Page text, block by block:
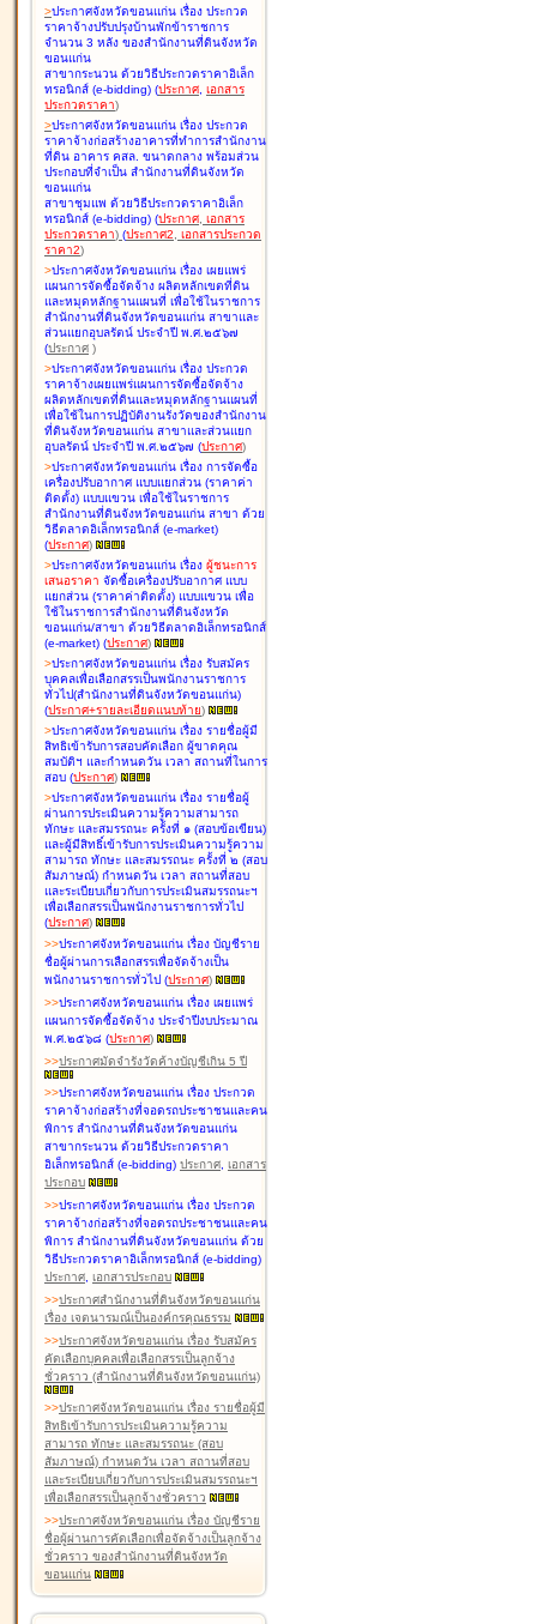
>ประกาศจังหวัดขอนแก่น เรื่อง ประกวด
ราคาจ้างปรับปรุงบ้านพักข้าราชการ
จำนวน 3 หลัง ของสำนักงานที่ดินจังหวัด
ขอนแก่น
สาขากระนวน ด้วยวิธีประกวดราคาอิเล็ก
ทรอนิกส์ (e-bidding) (ประกาศ, เอกสาร
ประกวดราคา)
>ประกาศจังหวัดขอนแก่น เรื่อง ประกวด
ราคาจ้างก่อสร้างอาคารที่ทำการสำนักงาน
ที่ดิน อาคาร คสล. ขนาดกลาง พร้อมส่วน
ประกอบที่จำเป็น สำนักงานที่ดินจังหวัด
ขอนแก่น
สาขาชุมแพ ด้วยวิธีประกวดราคาอิเล็ก
ทรอนิกส์ (e-bidding) (ประกาศ, เอกสาร
ประกวดราคา) (ประกาศ2, เอกสารประกวด
ราคา2)
>ประกาศจังหวัดขอนแก่น เรื่อง เผยแพร่
แผนการจัดซื้อจัดจ้าง ผลิตหลักเขตที่ดิน
และหมุดหลักฐานแผนที่ เพื่อใช้ในราชการ
สำนักงานที่ดินจังหวัดขอนแก่น สาขาและ
ส่วนแยกอุบลรัตน์ ประจำปี พ.ศ.๒๕๖๗
(ประกาศ )
>ประกาศจังหวัดขอนแก่น เรื่อง ประกวด
ราคาจ้างเผยแพร่แผนการจัดซื้อจัดจ้าง
ผลิตหลักเขตที่ดินและหมุดหลักฐานแผนที่
เพื่อใช้ในการปฏิบัติงานรังวัดของสำนักงาน
ที่ดินจังหวัดขอนแก่น สาขาและส่วนแยก
อุบลรัตน์ ประจำปี พ.ศ.๒๕๖๗ (ประกาศ)
>ประกาศจังหวัดขอนแก่น เรื่อง การจัดซื้อ
เครื่องปรับอากาศ แบบแยกส่วน (ราคาค่า
ติดตั้ง) แบบแขวน เพื่อใช้ในราชการ
สำนักงานที่ดินจังหวัดขอนแก่น สาขา ด้วย
วิธีตลาดอิเล็กทรอนิกส์ (e-market)
(ประกาศ)
>ประกาศจังหวัดขอนแก่น เรื่อง ผู้ชนะการ
เสนอราคา จัดซื้อเครื่องปรับอากาศ แบบ
แยกส่วน (ราคาค่าติดตั้ง) แบบแขวน เพื่อ
ใช้ในราชการสำนักงานที่ดินจังหวัด
ขอนแก่น/สาขา ด้วยวิธีตลาดอิเล็กทรอนิกส์
(e-market) (ประกาศ)
>ประกาศจังหวัดขอนแก่น เรื่อง รับสมัคร
บุคคลเพื่อเลือกสรรเป็นพนักงานราชการ
ทั่วไป(สำนักงานที่ดินจังหวัดขอนแก่น)
(ประกาศ+รายละเอียดแนบท้าย)
>ประกาศจังหวัดขอนแก่น เรื่อง รายชื่อผู้มี
สิทธิเข้ารับการสอบคัดเลือก ผู้ขาดคุณ
สมบัติฯ และกำหนดวัน เวลา สถานที่ในการ
สอบ (ประกาศ)
>ประกาศจังหวัดขอนแก่น เรื่อง รายชื่อผู้
ผ่านการประเมินความรู้ความสามารถ
ทักษะ และสมรรถนะ ครั้งที่ ๑ (สอบข้อเขียน)
และผู้มีสิทธิ์เข้ารับการประเมินความรู้ความ
สามารถ ทักษะ และสมรรถนะ ครั้งที่ ๒ (สอบ
สัมภาษณ์) กำหนดวัน เวลา สถานที่สอบ
และระเบียบเกี่ยวกับการประเมินสมรรถนะฯ
เพื่อเลือกสรรเป็นพนักงานราชการทั่วไป
(ประกาศ)
>>ประกาศจังหวัดขอนแก่น เรื่อง บัญชีราย
ชื่อผู้ผ่านการเลือกสรรเพื่อจัดจ้างเป็น
พนักงานราชการทั่วไป (ประกาศ)
>>ประกาศจังหวัดขอนแก่น เรื่อง เผยแพร่
แผนการจัดซื้อจัดจ้าง ประจำปีงบประมาณ
พ.ศ.๒๕๖๘ (ประกาศ)
>>ประกาศมัดจำรังวัดค้างบัญชีเกิน 5 ปี
>>ประกาศจังหวัดขอนแก่น เรื่อง ประกวด
ราคาจ้างก่อสร้างที่จอดรถประชาชนและคน
พิการ สำนักงานที่ดินจังหวัดขอนแก่น
สาขากระนวน ด้วยวิธีประกวดราคา
อิเล็กทรอนิกส์ (e-bidding) ประกาศ, เอกสาร
ประกอบ
>>ประกาศจังหวัดขอนแก่น เรื่อง ประกวด
ราคาจ้างก่อสร้างที่จอดรถประชาชนและคน
พิการ สำนักงานที่ดินจังหวัดขอนแก่น ด้วย
วิธีประกวดราคาอิเล็กทรอนิกส์ (e-bidding)
ประกาศ, เอกสารประกอบ
>>ประกาศสำนักงานที่ดินจังหวัดขอนแก่น
เรื่อง เจตนารมณ์เป็นองค์กรคุณธรรม
>>ประกาศจังหวัดขอนแก่น เรื่อง รับสมัคร
คัดเลือกบุคคลเพื่อเลือกสรรเป็นลูกจ้าง
ชั่วคราว (สำนักงานที่ดินจังหวัดขอนแก่น)
>>ประกาศจังหวัดขอนแก่น เรื่อง รายชื่อผู้มี
สิทธิเข้ารับการประเมินความรู้ความ
สามารถ ทักษะ และสมรรถนะ (สอบ
สัมภาษณ์) กำหนดวัน เวลา สถานที่สอบ
และระเบียบเกี่ยวกับการประเมินสมรรถนะฯ
เพื่อเลือกสรรเป็นลูกจ้างชั่วคราว
>>ประกาศจังหวัดขอนแก่น เรื่อง บัญชีราย
ชื่อผู้ผ่านการคัดเลือกเพื่อจัดจ้างเป็นลูกจ้าง
ชั่วคราว ของสำนักงานที่ดินจังหวัด
ขอนแก่น